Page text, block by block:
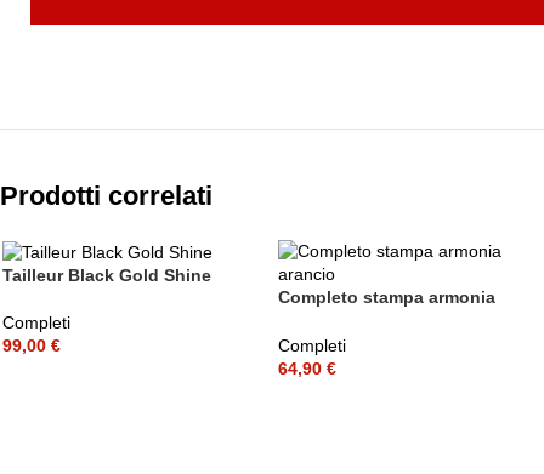
Prodotti correlati
Tailleur Black Gold Shine
Completi
99,00 €
Completo stampa armonia
Completi
64,90€